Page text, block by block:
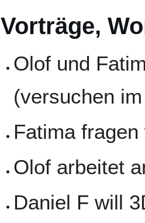
Vorträge,
Olof und
(versuchen
Fatima
Olof arbeitet
Daniel F will